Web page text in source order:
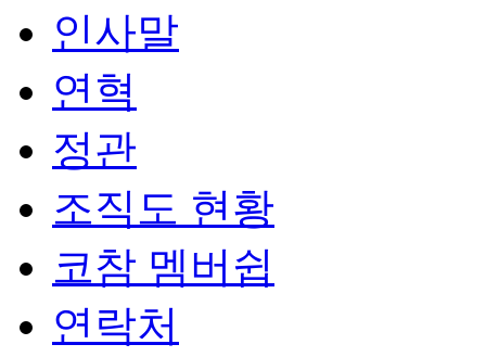
인사말
연혁
정관
조직도 현황
코참 멤버쉽
연락처